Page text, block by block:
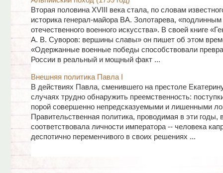
Вторая половина XVIII века стала, по словам
историка генерал-майора ВА. Золотарева,
отечественного военного искусства». В своей книге
А. В. Суворов: вершины славы» он пишет об этом
«Одержанные военные победы способствовали
России в реальный и мощный факт ...
Внешняя политика Павла I
В действиях Павла, сменившего на престоле
случаях трудно обнаружить преемственность:
порой совершенно непредсказуемыми и лишенными
Правительственная политика, проводимая в эти годы,
соответствовала личности императора -- человека
деспотично переменчивого в своих решениях ...